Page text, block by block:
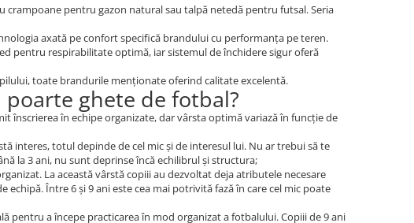
crampoane pentru gazon natural sau talpă netedă pentru futsal. Seria
axată pe confort specifică brandului cu performanța pe teren.
pentru respirabilitate optimă, iar sistemul de închidere sigur oferă
toate brandurile menționate oferind calitate excelentă.
ghete de fotbal?
înscrierea în echipe organizate, dar vârsta optimă variază în funcție de
interes, totul depinde de cel mic și de interesul lui. Nu ar trebui să te
la 3 ani, nu sunt deprinse încă echilibrul și structura;
La această vârstă copiii au dezvoltat deja atributele necesare
Între 6 și 9 ani este cea mai potrivită fază în care cel mic poate
pentru a începe practicarea în mod organizat a fotbalului. Copiii de 9 ani